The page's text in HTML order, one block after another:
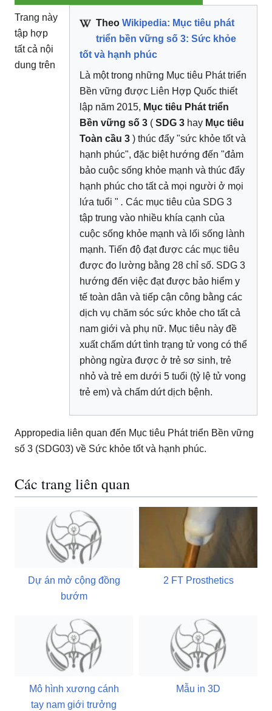
Theo Wikipedia: Mục tiêu phát
triển bền vững số 3: Sức khỏe
tốt và hạnh phúc
Là một trong những Mục tiêu Phát triển
Bền vững được Liên Hợp Quốc thiết
lập năm 2015, Mục tiêu Phát triển
Bền vững số 3 ( SDG 3 hay Mục tiêu
Toàn cầu 3 ) thúc đẩy "sức khỏe tốt và
hạnh phúc", đặc biệt hướng đến "đảm
bảo cuộc sống khỏe mạnh và thúc đẩy
hạnh phúc cho tất cả mọi người ở mọi
lứa tuổi " . Các mục tiêu của SDG 3
tập trung vào nhiều khía cạnh của
cuộc sống khỏe mạnh và lối sống lành
mạnh. Tiến độ đạt được các mục tiêu
được đo lường bằng 28 chỉ số. SDG 3
hướng đến việc đạt được bảo hiểm y
tế toàn dân và tiếp cận công bằng các
dịch vụ chăm sóc sức khỏe cho tất cả
nam giới và phụ nữ. Mục tiêu này đề
xuất chấm dứt tình trạng tử vong có thể
phòng ngừa được ở trẻ sơ sinh, trẻ
nhỏ và trẻ em dưới 5 tuổi (tỷ lệ tử vong
trẻ em) và chấm dứt dịch bệnh.
Trang này
tập hợp
tất cả nội
dung trên
Appropedia liên quan đến Mục tiêu Phát triển Bền vững
số 3 (SDG03) về Sức khỏe tốt và hạnh phúc.
Các trang liên quan
Dự án mở cộng đồng
bướm
2 FT Prosthetics
Mô hình xương cánh
tay nam giới trưởng
Mẫu in 3D